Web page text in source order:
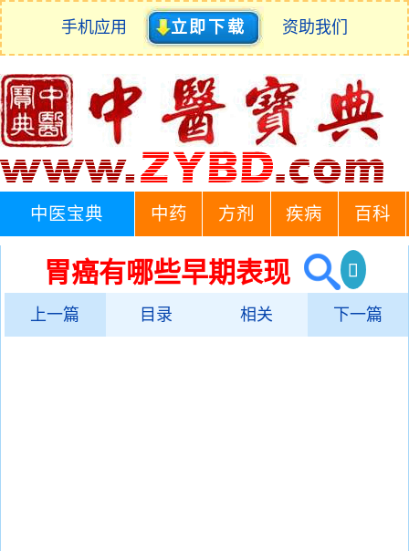
手机应用 立即下载 资助我们
中医宝典 中药 方剂 疾病 百科
胃癌有哪些早期表现
上一篇 目录 相关 下一篇